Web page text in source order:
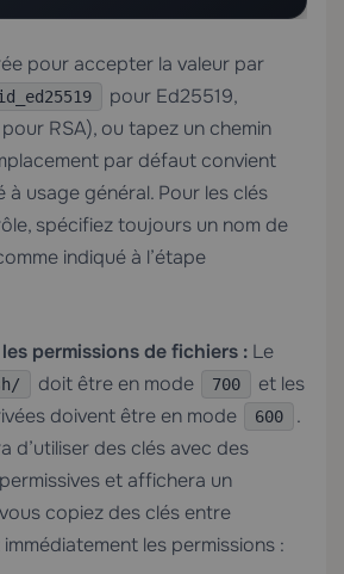
pour accepter la valeur par
pour Ed25519,
pour RSA), ou tapez un chemin
par défaut convient
à usage général. Pour les clés
spécifiez toujours un nom de
indiqué à l’étape
permissions de fichiers : Le
doit être en mode 700
et les
doivent être en mode
600
.
d’utiliser des clés avec des
et affichera un
copiez des clés entre
les permissions :